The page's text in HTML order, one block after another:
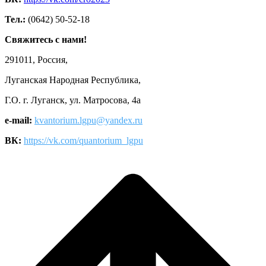
Тел.: (0642) 50-52-18
Свяжитесь с нами!
291011, Россия,
Луганская Народная Республика,
Г.О. г. Луганск, ул. Матросова, 4а
e-mail: kvantorium.lgpu@yandex.ru
ВК: https://vk.com/quantorium_lgpu